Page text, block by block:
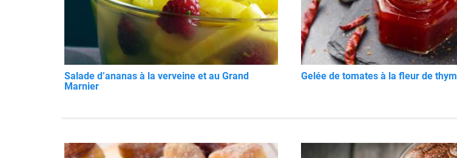
Salade d’ananas à la verveine et au Grand
Marnier
Gelée de tomates à la fleur de thym